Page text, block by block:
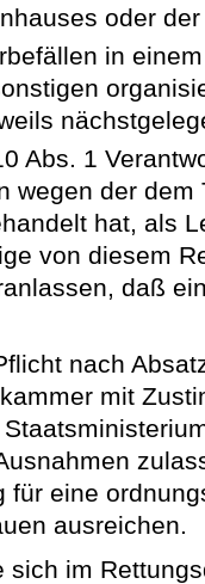
oder
in
Abs. 1
wegen der
hat, als
von diesem
daß
nach
mit
für eine
ausreichen.
sich im